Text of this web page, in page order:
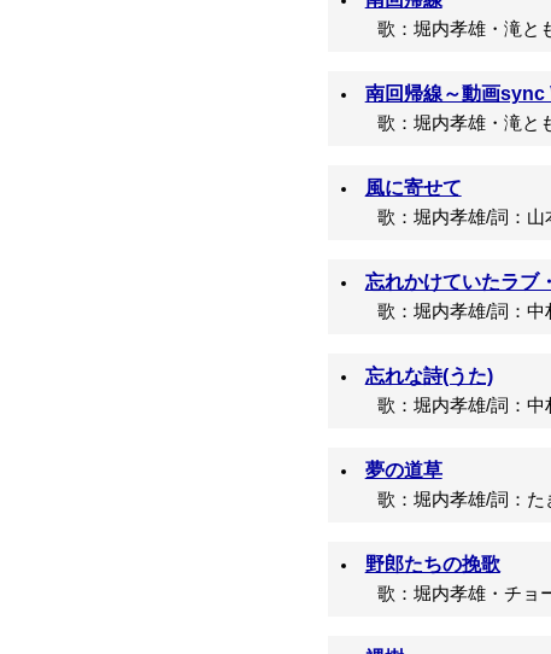
歌：堀内孝雄・滝とも
南回帰線～動画sync
歌：堀内孝雄・滝とも
風に寄せて
歌：堀内孝雄/詞：山
忘れかけていたラブ
歌：堀内孝雄/詞：中
忘れな詩(うた)
歌：堀内孝雄/詞：中
夢の道草
歌：堀内孝雄/詞：た
野郎たちの挽歌
歌：堀内孝雄・チョー